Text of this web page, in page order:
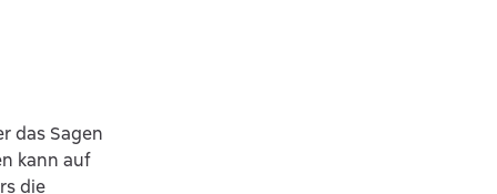
das Sagen
kann auf
die